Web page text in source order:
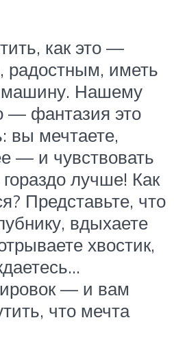
как это —
радостным, иметь
машину. Нашему
— фантазия это
вы мечтаете,
— и чувствовать
лучше! Как
Представьте, что
вдыхаете
хвостик,
— и вам
что мечта